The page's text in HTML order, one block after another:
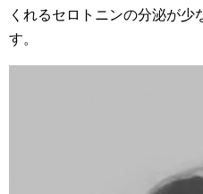
くれるセロトニンの分泌が少
す。